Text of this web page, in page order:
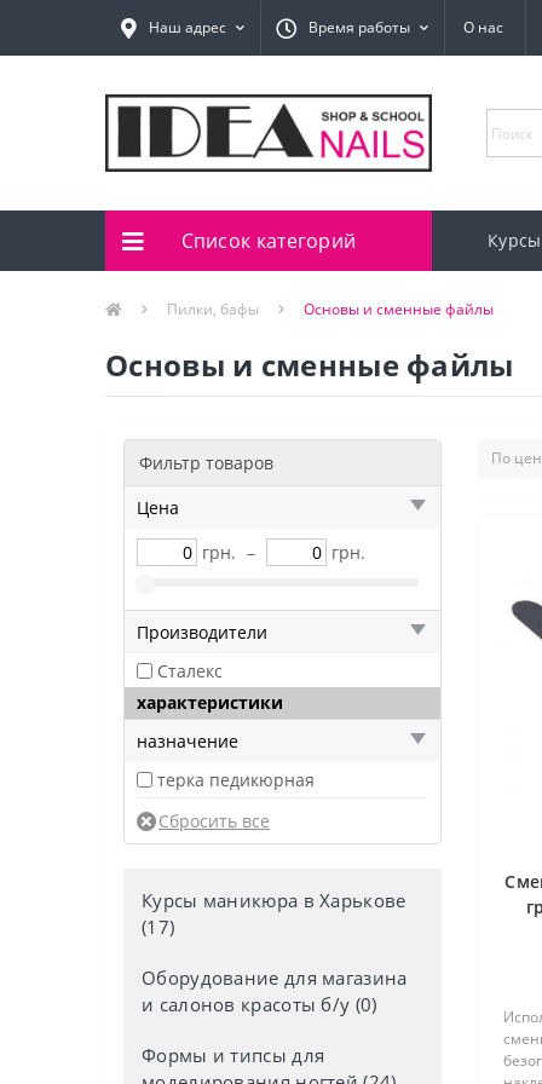
Наш адрес Время работы О нас
Список категорий
Пилки, бафы Основы и сменные файлы
Основы и сменные файлы
Фильтр товаров
Цена
грн. – грн.
Производители
Сталекс
характеристики
назначение
терка педикюрная
Курсы маникюра в Харькове
(17)
Оборудование для магазина
и салонов красоты б/у (0)
Формы и типсы для